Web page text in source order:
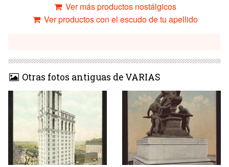
Ver más productos nostálgicos
Ver productos con el escudo de tu apellido
Otras fotos antiguas de VARIAS